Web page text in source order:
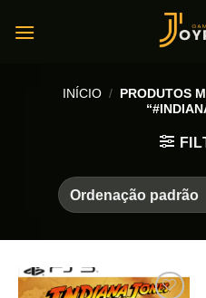
INÍCIO / PRODUTOS